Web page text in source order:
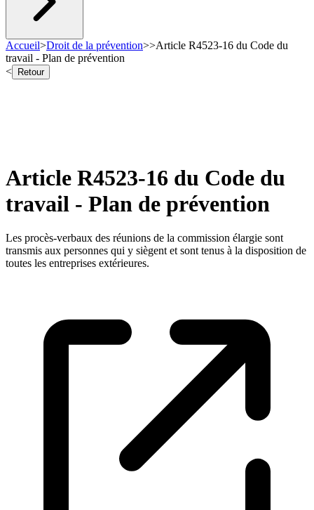
Accueil>Droit de la prévention>>Article R4523-16 du Code du
travail - Plan de prévention
<
Retour
Article R4523-16 du Code du
travail - Plan de prévention
Les procès-verbaux des réunions de la commission élargie sont
transmis aux personnes qui y siègent et sont tenus à la disposition de
toutes les entreprises extérieures.